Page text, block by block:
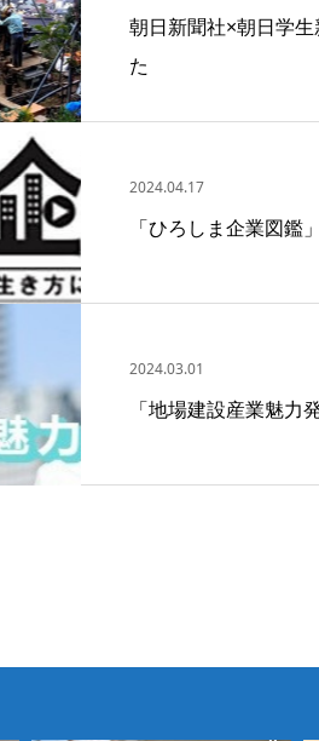
朝日新聞社×朝日学
た
2024.04.17
「ひろしま企業図
2024.03.01
「地場建設産業魅